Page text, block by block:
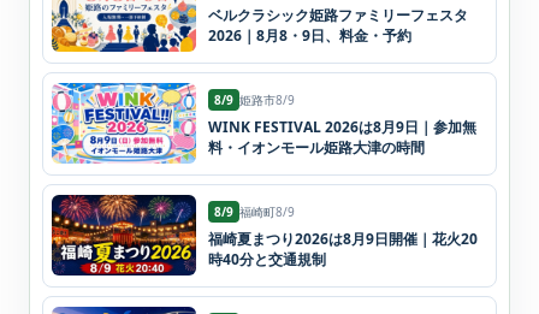
ベルクラシック姫路ファミリーフェスタ
2026｜8月8・9日、料金・予約
8/9 姫路市8/9
WINK FESTIVAL 2026は8月9日｜参加無
料・イオンモール姫路大津の時間
8/9 福崎町8/9
福崎夏まつり2026は8月9日開催｜花火20
時40分と交通規制